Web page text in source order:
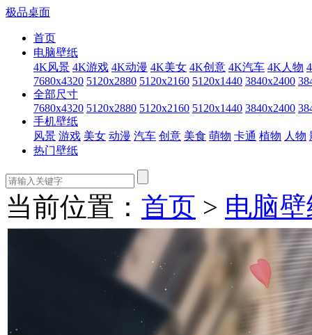
极品桌面
首页
电脑壁纸
4K风景 4K游戏 4K动漫 4K美女 4K创意 4K汽车 4K人物
7680x4320 5120x2880 5120x2160 5120x1440 3840x2400
全部尺寸
7680x4320 5120x2880 5120x2160 5120x1440 3840x2400
手机壁纸
风景 游戏 美女 动漫 汽车 创意 美食 萌物 卡通 植物 人物
热门壁纸
当前位置： 首页 > 电脑